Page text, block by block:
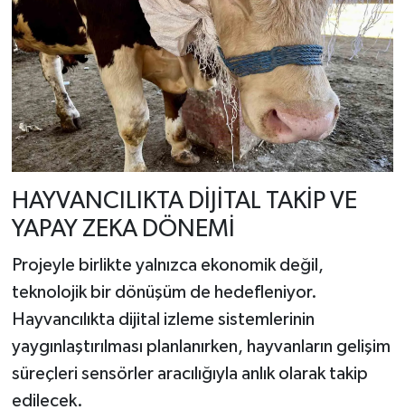
HAYVANCILIKTA DİJİTAL TAKİP VE
YAPAY ZEKA DÖNEMİ
Projeyle birlikte yalnızca ekonomik değil,
teknolojik bir dönüşüm de hedefleniyor.
Hayvancılıkta dijital izleme sistemlerinin
yaygınlaştırılması planlanırken, hayvanların gelişim
süreçleri sensörler aracılığıyla anlık olarak takip
edilecek.